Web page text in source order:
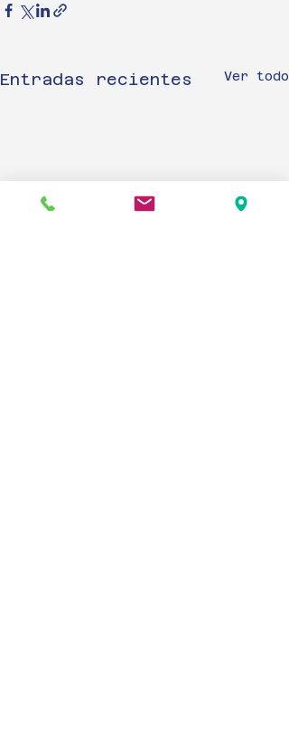
Entradas recientes Ver todo